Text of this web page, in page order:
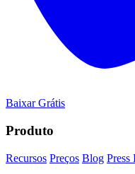
Baixar Grátis
Produto
Recursos Preços Blog Press